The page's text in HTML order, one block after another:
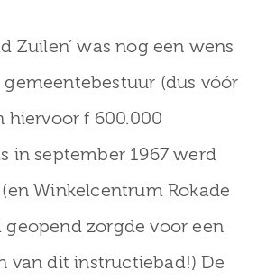
Zuilen’ was nog een wens
(dus vóór
hiervoor f 600.000
in september 1967 werd
Winkelcentrum Rokade
geopend zorgde voor een
van dit instructiebad!) De